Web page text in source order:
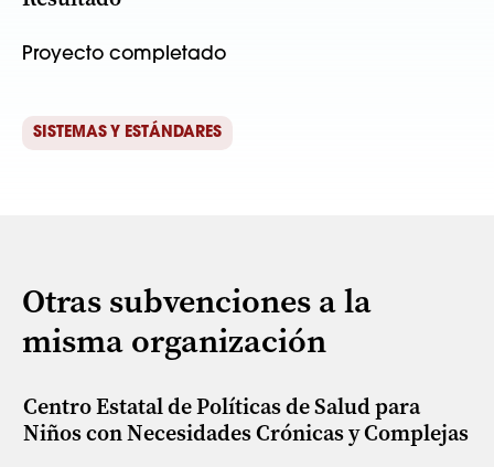
Proyecto completado
SISTEMAS Y ESTÁNDARES
Otras subvenciones a la
misma organización
Centro Estatal de Políticas de Salud para
Niños con Necesidades Crónicas y Complejas